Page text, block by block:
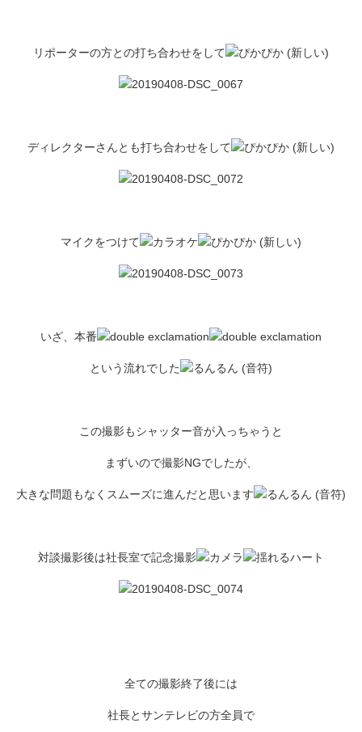
リポーターの方との打ち合わせをして
ディレクターさんとも打ち合わせをして
マイクをつけて
いざ、本番
という流れでした
この撮影もシャッター音が入っちゃうと
まずいので撮影NGでしたが、
大きな問題もなくスムーズに進んだと思います
対談撮影後は社長室で記念撮影
全ての撮影終了後には
社長とサンテレビの方全員で